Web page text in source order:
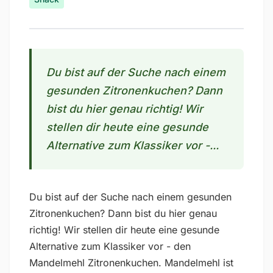
Du bist auf der Suche nach einem
gesunden Zitronenkuchen? Dann
bist du hier genau richtig! Wir
stellen dir heute eine gesunde
Alternative zum Klassiker vor -...
Du bist auf der Suche nach einem gesunden
Zitronenkuchen? Dann bist du hier genau
richtig! Wir stellen dir heute eine gesunde
Alternative zum Klassiker vor - den
Mandelmehl Zitronenkuchen. Mandelmehl ist